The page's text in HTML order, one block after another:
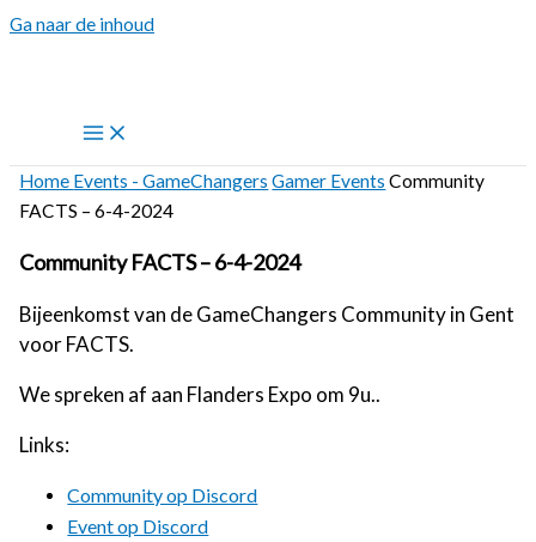
Ga naar de inhoud
Home Events - GameChangers Gamer Events Community
FACTS – 6-4-2024
Community FACTS – 6-4-2024
Bijeenkomst van de GameChangers Community in Gent
voor FACTS.
We spreken af aan Flanders Expo om 9u..
Links:
Community op Discord
Event op Discord